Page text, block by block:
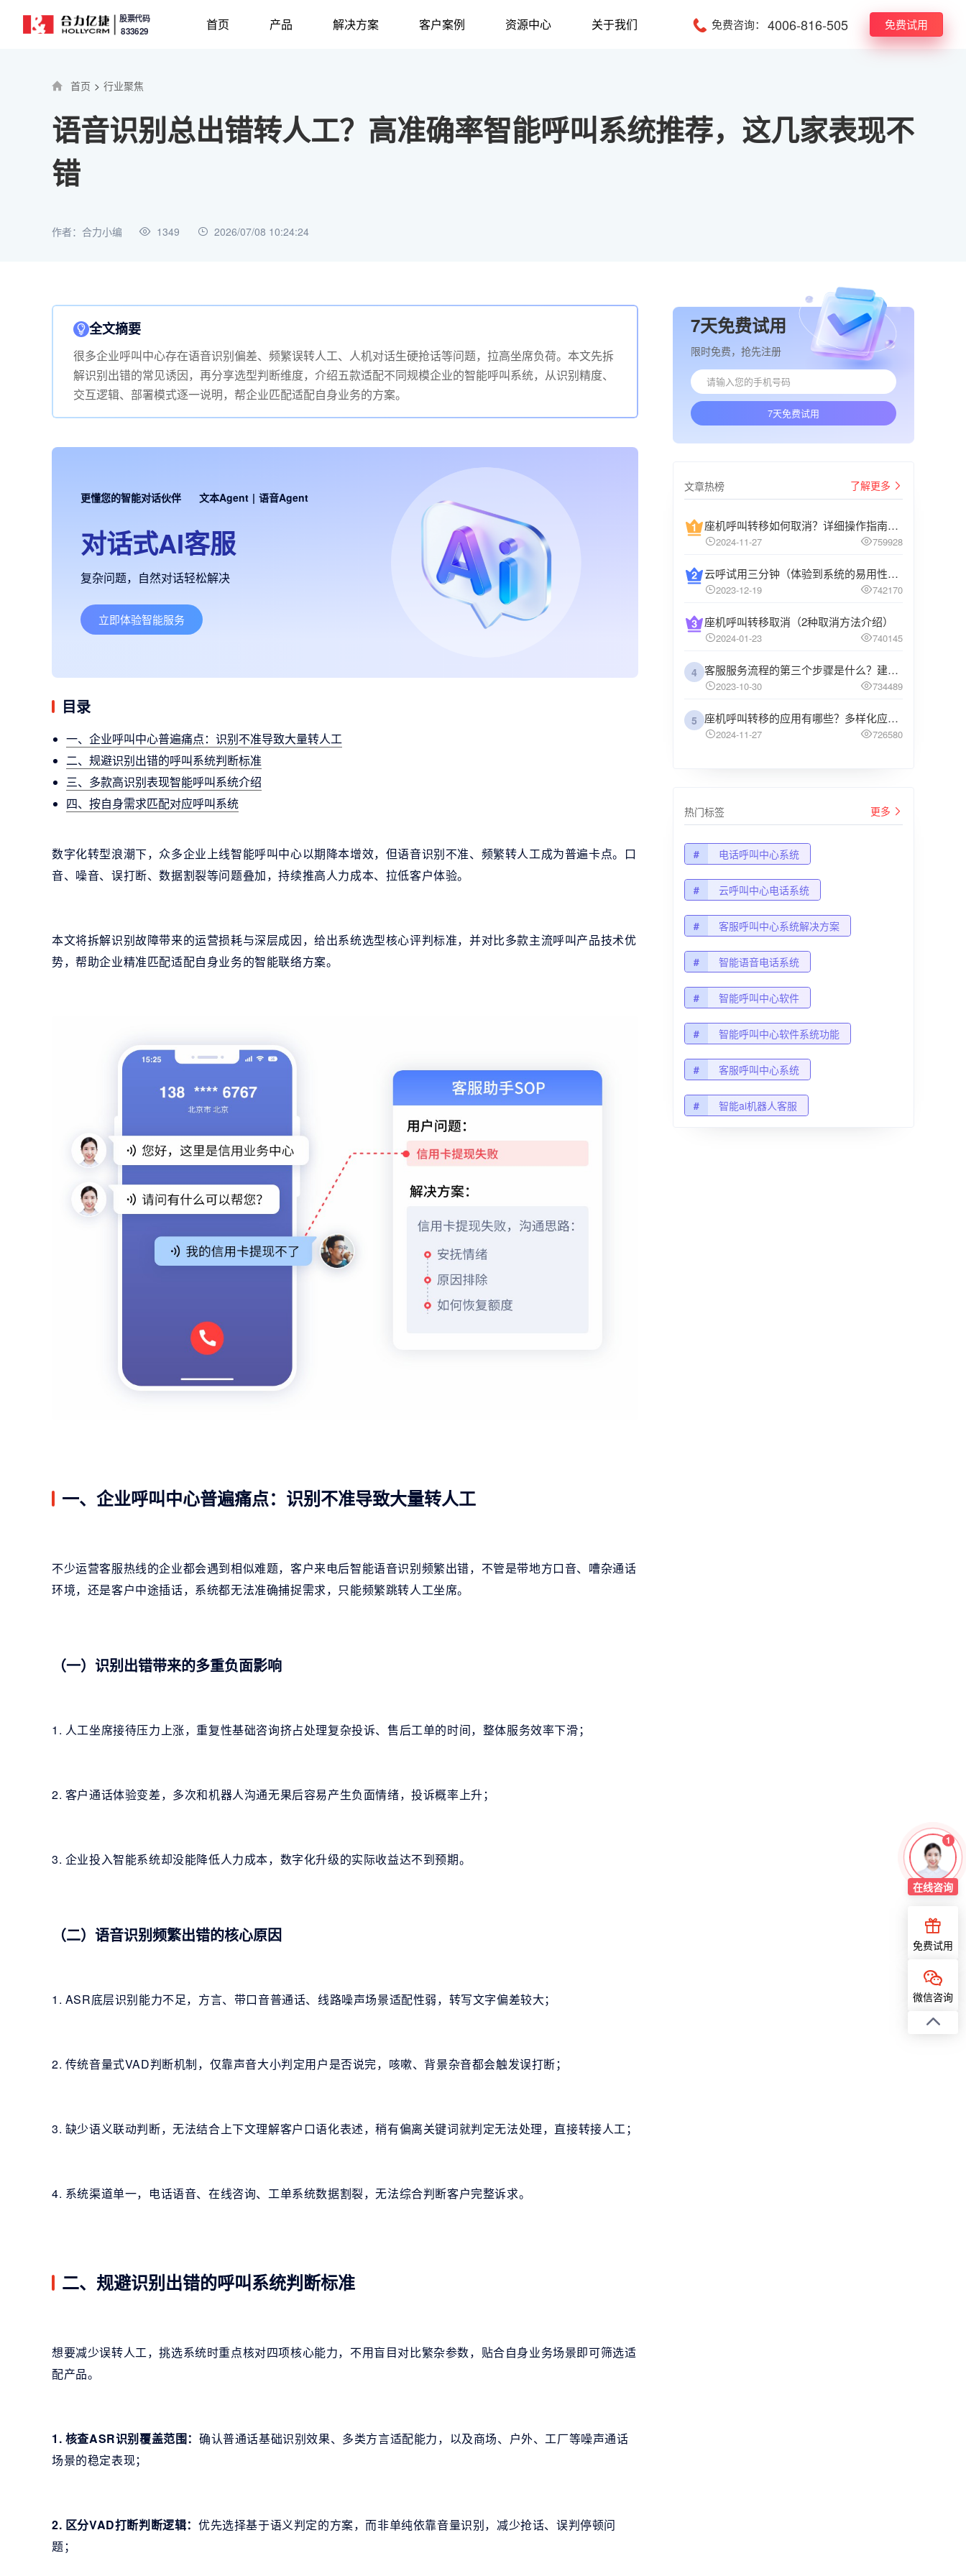
股票代码
833629 首页 产品 解决方案 客户案例 资源中心 关于我们 免费咨询： 4006-816-505 免费试用
首页 > 行业聚焦
语音识别总出错转人工？高准确率智能呼叫系统推荐，这几家表现不
错
作者：合力小编 1349 2026/07/08 10:24:24
全文摘要
很多企业呼叫中心存在语音识别偏差、频繁误转人工、人机对话生硬抢话等问题，拉高坐席负荷。本文先拆
解识别出错的常见诱因，再分享选型判断维度，介绍五款适配不同规模企业的智能呼叫系统，从识别精度、
交互逻辑、部署模式逐一说明，帮企业匹配适配自身业务的方案。
更懂您的智能对话伙伴 文本Agent | 语音Agent
对话式AI客服
复杂问题，自然对话轻松解决
立即体验智能服务
目录
一、企业呼叫中心普遍痛点：识别不准导致大量转人工
二、规避识别出错的呼叫系统判断标准
三、多款高识别表现智能呼叫系统介绍
四、按自身需求匹配对应呼叫系统
数字化转型浪潮下，众多企业上线智能呼叫中心以期降本增效，但语音识别不准、频繁转人工成为普遍卡点。口
音、噪音、误打断、数据割裂等问题叠加，持续推高人力成本、拉低客户体验。
本文将拆解识别故障带来的运营损耗与深层成因，给出系统选型核心评判标准，并对比多款主流呼叫产品技术优
势，帮助企业精准匹配适配自身业务的智能联络方案。
一、企业呼叫中心普遍痛点：识别不准导致大量转人工
不少运营客服热线的企业都会遇到相似难题，客户来电后智能语音识别频繁出错，不管是带地方口音、嘈杂通话
环境，还是客户中途插话，系统都无法准确捕捉需求，只能频繁跳转人工坐席。
（一）识别出错带来的多重负面影响
1. 人工坐席接待压力上涨，重复性基础咨询挤占处理复杂投诉、售后工单的时间，整体服务效率下滑；
2. 客户通话体验变差，多次和机器人沟通无果后容易产生负面情绪，投诉概率上升；
3. 企业投入智能系统却没能降低人力成本，数字化升级的实际收益达不到预期。
（二）语音识别频繁出错的核心原因
1. ASR底层识别能力不足，方言、带口音普通话、线路噪声场景适配性弱，转写文字偏差较大；
2. 传统音量式VAD判断机制，仅靠声音大小判定用户是否说完，咳嗽、背景杂音都会触发误打断；
3. 缺少语义联动判断，无法结合上下文理解客户口语化表述，稍有偏离关键词就判定无法处理，直接转接人工；
4. 系统渠道单一，电话语音、在线咨询、工单系统数据割裂，无法综合判断客户完整诉求。
二、规避识别出错的呼叫系统判断标准
想要减少误转人工，挑选系统时重点核对四项核心能力，不用盲目对比繁杂参数，贴合自身业务场景即可筛选适
配产品。
1. 核查ASR识别覆盖范围： 确认普通话基础识别效果、多类方言适配能力，以及商场、户外、工厂等噪声通话
场景的稳定表现；
2. 区分VAD打断判断逻辑： 优先选择基于语义判定的方案，而非单纯依靠音量识别，减少抢话、误判停顿问
题；
7天免费试用
限时免费，抢先注册
7天免费试用
文章热榜 了解更多
座机呼叫转移如何取消？详细操作指南介绍
2024-11-27 759928
云呼试用三分钟（体验到系统的易用性和高效性）
2023-12-19 742170
座机呼叫转移取消（2种取消方法介绍）
2024-01-23 740145
4 客服服务流程的第三个步骤是什么？建议企业阅读
2023-10-30 734489
5 座机呼叫转移的应用有哪些？多样化应用场景解析
2024-11-27 726580
热门标签 更多
# 电话呼叫中心系统
# 云呼叫中心电话系统
# 客服呼叫中心系统解决方案
# 智能语音电话系统
# 智能呼叫中心软件
# 智能呼叫中心软件系统功能
# 客服呼叫中心系统
# 智能ai机器人客服
1
在线咨询
免费试用
微信咨询